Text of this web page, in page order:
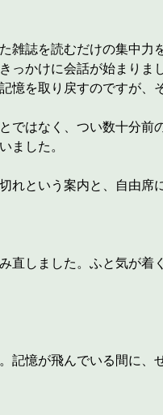
誌を読むだけの集中力
かけに会話が始まりま
を取り戻すのですが
はなく、つい数十分前
ました。
という案内と、自由席
しました。ふと気が
憶が飛んでいる間に、